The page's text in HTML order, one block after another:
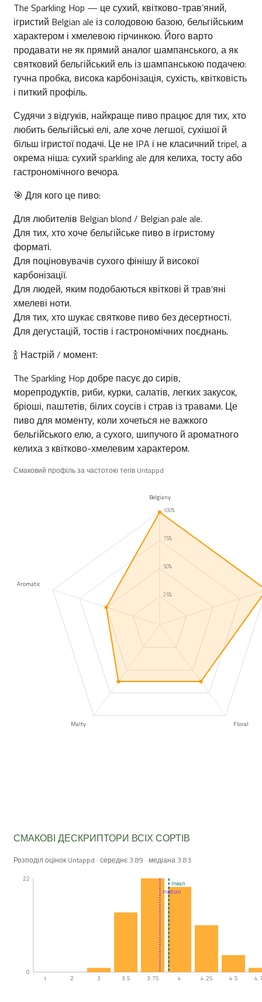
The Sparkling Hop — це сухий, квітково-трав’яний,
ігристий Belgian ale із солодовою базою, бельгійським
характером і хмелевою гірчинкою. Його варто
продавати не як прямий аналог шампанського, а як
святковий бельгійський ель із шампанською подачею:
гучна пробка, висока карбонізація, сухість, квітковість
і питкий профіль.
Судячи з відгуків, найкраще пиво працює для тих, хто
любить бельгійські елі, але хоче легшої, сухішої й
більш ігристої подачі. Це не IPA і не класичний tripel, а
окрема ніша: сухий sparkling ale для келиха, тосту або
гастрономічного вечора.
🎯 Для кого це пиво:
Для любителів Belgian blond / Belgian pale ale.
Для тих, хто хоче бельгійське пиво в ігристому
форматі.
Для поціновувачів сухого фінішу й високої
карбонізації.
Для людей, яким подобаються квіткові й трав’яні
хмелеві ноти.
Для тих, хто шукає святкове пиво без десертності.
Для дегустацій, тостів і гастрономічних поєднань.
🍾 Настрій / момент:
The Sparkling Hop добре пасує до сирів,
морепродуктів, риби, курки, салатів, легких закусок,
бріоші, паштетів, білих соусів і страв із травами. Це
пиво для моменту, коли хочеться не важкого
бельгійського елю, а сухого, шипучого й ароматного
келиха з квітково-хмелевим характером.
Смаковий профіль за частотою тегів Untappd
25%
50%
75%
100%
Belgiany
Floral
Malty
Aromatic
СМАКОВІ ДЕСКРИПТОРИ ВСІХ СОРТІВ
Розподіл оцінок Untappd · середнє 3.89 · медіана 3.83
1 2 3 3.5 3.75 4 4.25 4.5
mean
median
22
0